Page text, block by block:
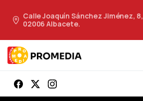
Calle Joaquín Sánchez Jiménez, 8,
02006 Albacete.